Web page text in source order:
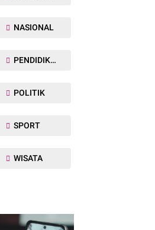
NASIONAL
PENDIDIKAN
POLITIK
SPORT
WISATA